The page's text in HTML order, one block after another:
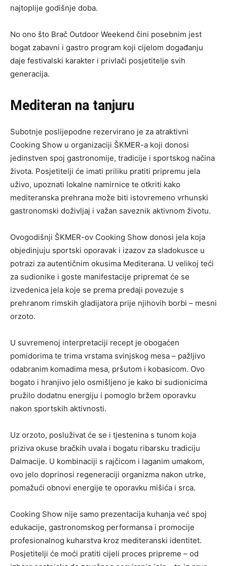
najtoplije godišnje doba.
No ono što Brač Outdoor Weekend čini posebnim jest
bogat zabavni i gastro program koji cijelom događanju
daje festivalski karakter i privlači posjetitelje svih
generacija.
Mediteran na tanjuru
Subotnje poslijepodne rezervirano je za atraktivni
Cooking Show u organizaciji ŠKMER-a koji donosi
jedinstven spoj gastronomije, tradicije i sportskog načina
života. Posjetitelji će imati priliku pratiti pripremu jela
uživo, upoznati lokalne namirnice te otkriti kako
mediteranska prehrana može biti istovremeno vrhunski
gastronomski doživljaj i važan saveznik aktivnom životu.
Ovogodišnji ŠKMER-ov Cooking Show donosi jela koja
objedinjuju sportski oporavak i izazov za sladokusce u
potrazi za autentičnim okusima Mediterana. U velikoj teći
za sudionike i goste manifestacije pripremat će se
izvedenica jela koje se prema predaji povezuje s
prehranom rimskih gladijatora prije njihovih borbi – mesni
orzoto.
U suvremenoj interpretaciji recept je obogaćen
pomidorima te trima vrstama svinjskog mesa – pažljivo
odabranim komadima mesa, pršutom i kobasicom. Ovo
bogato i hranjivo jelo osmišljeno je kako bi sudionicima
pružilo dodatnu energiju i pomoglo bržem oporavku
nakon sportskih aktivnosti.
Uz orzoto, posluživat će se i tjestenina s tunom koja
priziva okuse bračkih uvala i bogatu ribarsku tradiciju
Dalmacije. U kombinaciji s rajčicom i laganim umakom,
ovo jelo doprinosi regeneraciji organizma nakon utrke,
pomažući obnovi energije te oporavku mišića i srca.
Cooking Show nije samo prezentacija kuhanja već spoj
edukacije, gastronomskog performansa i promocije
profesionalnog kuharstva kroz mediteranski identitet.
Posjetitelji će moći pratiti cijeli proces pripreme – od